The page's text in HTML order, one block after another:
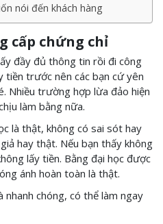
nói đến khách hàng
cấp chứng chỉ
đầy đủ thông tin rồi đi công
tiền trước nên các bạn cứ yên
Nhiều trường hợp lừa đảo hiện
làm bằng nữa.
là thật, không có sai sót hay
hay thật. Nếu bạn thấy không
lấy tiền. Bằng đại học được
ánh hoàn toàn là thật.
nhanh chóng, có thể làm ngay